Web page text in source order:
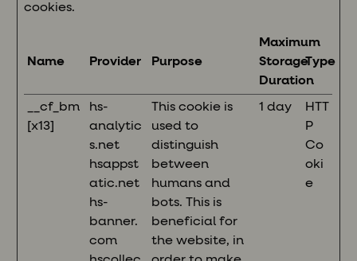
cookies.
Name Provider Purpose
Maximum
Storage
Duration
Type
__cf_bm
[x13]
hs-
analytic
s.net
hsappst
atic.net
hs-
banner.
com
This cookie is
used to
distinguish
between
humans and
bots. This is
beneficial for
the website, in
1 day
HTT
P
Co
oki
e